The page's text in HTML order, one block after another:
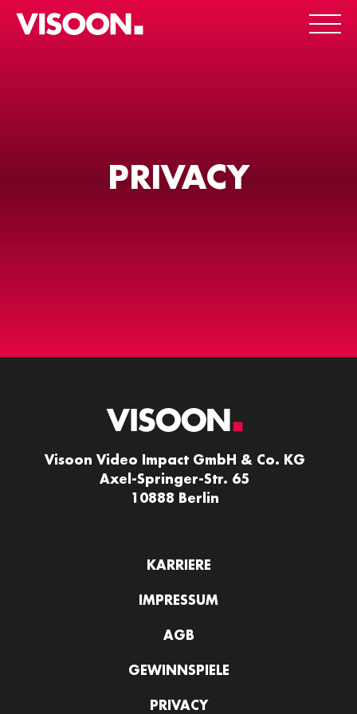
PRIVACY
Visoon Video Impact GmbH & Co. KG
Axel-Springer-Str. 65
10888 Berlin
KARRIERE
IMPRESSUM
AGB
GEWINNSPIELE
PRIVACY